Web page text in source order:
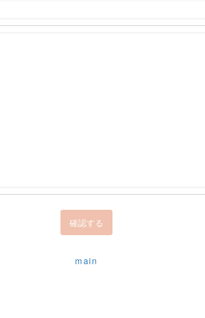
main